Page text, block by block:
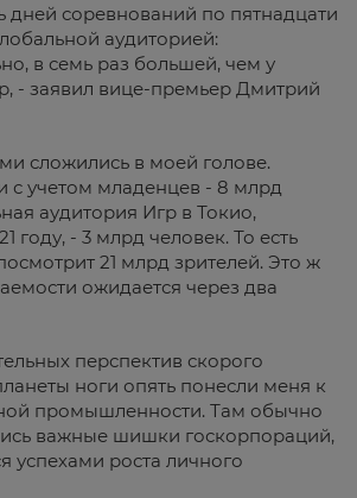
дней соревнований по пятнадцати
аудиторией:
в семь раз большей, чем у
- заявил вице-премьер Дмитрий
сложились в моей голове.
с учетом младенцев - 8 млрд
аудитория Игр в Токио,
году, - 3 млрд человек. То есть
21 млрд зрителей. Это ж
ожидается через два
перспектив скорого
ноги опять понесли меня к
промышленности. Там обычно
важные шишки госкорпораций,
успехами роста личного